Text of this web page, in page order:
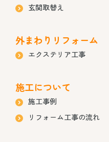
玄関取替え
外まわりリフォーム
エクステリア工事
施工について
施工事例
リフォーム工事の流れ